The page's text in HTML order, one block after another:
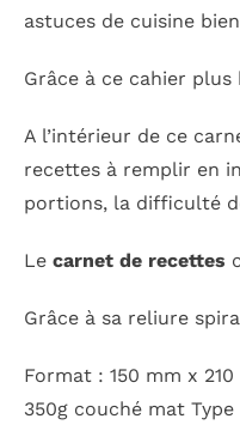
astuces de cuisine
Grâce à ce cahier plus
A l’intérieur de ce
recettes à remplir en
portions, la difficulté
Lecarnet de recettes
Grâce à sa reliure
Format : 150 mm x
350g couché mat